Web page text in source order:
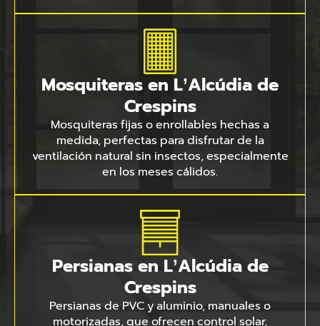
Mosquiteras en L’Alcúdia de
Crespins
Mosquiteras fijas o enrollables hechas a
medida, perfectas para disfrutar de la
ventilación natural sin insectos, especialmente
en los meses cálidos.
Persianas en L’Alcúdia de
Crespins
Persianas de PVC y aluminio, manuales o
motorizadas, que ofrecen control solar,